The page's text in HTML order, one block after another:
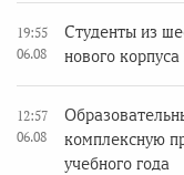
19:55
06.08
Студенты из
нового
12:57
06.08
комплексную
учебного года